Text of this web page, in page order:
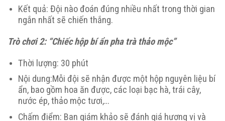
Kết quả: Đội nào đoán đúng nhiều nhất trong thời gian
ngắn nhất sẽ chiến thắng.
Trò chơi 2: “Chiếc hộp bí ẩn pha trà thảo mộc”
Thời lượng: 30 phút
Nội dung:Mỗi đội sẽ nhận được một hộp nguyên liệu bí
ẩn, bao gồm hoa ăn được, các loại bạc hà, trái cây,
nước ép, thảo mộc tươi,…
Chấm điểm: Ban giám khảo sẽ đánh giá hương vị và